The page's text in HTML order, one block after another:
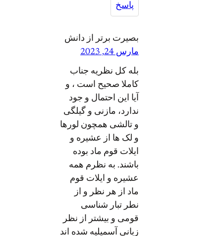
پاسخ
بصیرت برتر از دانش
مارس 24, 2023
بله کل نظریه جناب
کاملا صحیح است ، و
آیا این احتمال و جود
ندارد، مازنی و گیلگی
و تالشی همچون لورها
و لک ها از عشیره و
ایلات قوم ماد بوده
باشند. به نظرم همه
عشیره و ایلات قوم
ماد از هر نظر و از
نطر تبار شناسی
قومی و بیشتر از نظر
زبانی آسمیلیه شده اند